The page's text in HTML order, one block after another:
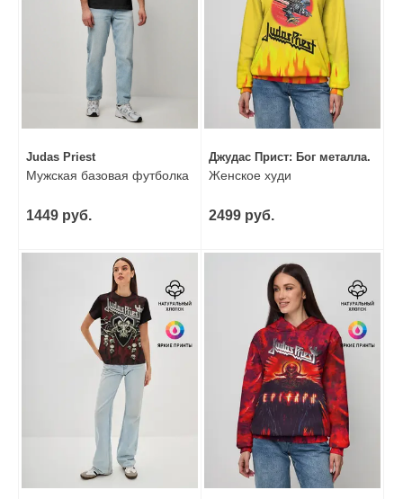
Judas Priest
Мужская базовая футболка
1449 руб.
Джудас Прист: Бог металла.
Женское худи
2499 руб.